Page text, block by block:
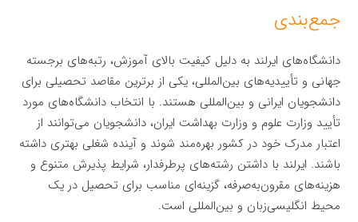
جمع‌بندی
دانشگاه‌های ایرلند به دلیل کیفیت بالای آموزش، رتبه‌های برجسته
جهانی و تأییدیه‌های بین‌المللی، یکی از برترین مقاصد تحصیلی برای
دانشجویان ایرانی و بین‌المللی هستند. با انتخاب دانشگاه‌های مورد
تأیید وزارت علوم و وزارت بهداشت ایران، دانشجویان می‌توانند از
اعتبار مدرک خود در کشور بهره‌مند شوند و آینده شغلی بهتری داشته
باشند. ایرلند با داشتن رشته‌های پرطرفدار، شرایط پذیرش متنوع و
هزینه‌های مقرون‌به‌صرفه، گزینه‌ای مناسب برای تحصیل در یک
محیط انگلیسی‌زبان و بین‌المللی است.